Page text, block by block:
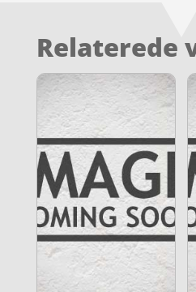
Relaterede